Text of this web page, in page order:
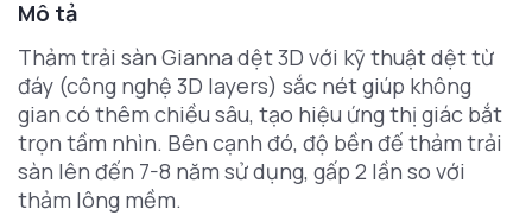
Mô tả
Thảm trải sàn Gianna dệt 3D với kỹ thuật dệt từ
đáy (công nghệ 3D layers) sắc nét giúp không
gian có thêm chiều sâu, tạo hiệu ứng thị giác bắt
trọn tầm nhìn. Bên cạnh đó, độ bền đế thảm trải
sàn lên đến 7-8 năm sử dụng, gấp 2 lần so với
thảm lông mềm.